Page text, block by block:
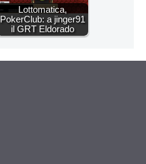
Lottomatica,
PokerClub: a jinger91
il GRT Eldorado